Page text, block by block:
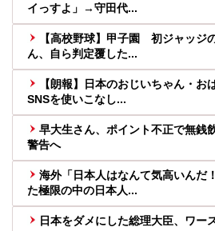
イっすよ」→守田代...
【高校野球】甲子園 初ジャッジ
ん、自ら判定覆した...
【朗報】日本のおじいちゃん・お
SNSを使いこなし...
早大生さん、ポイント不正で無銭
警告へ
海外「日本人はなんて気高いんだ
た極限の中の日本人...
日本をダメにした総理大臣、ワー